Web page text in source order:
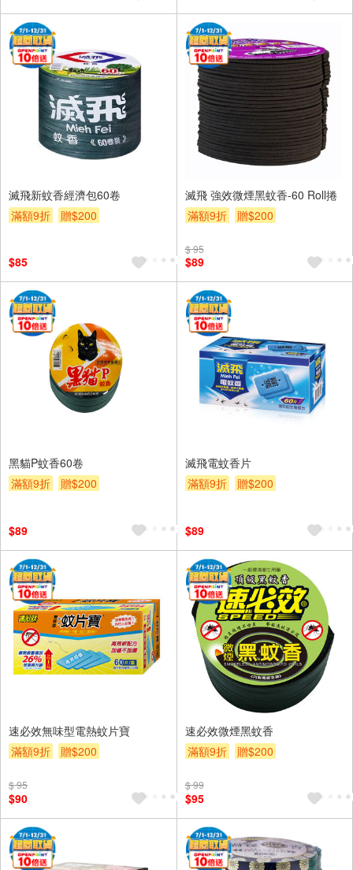
滅飛新蚊香經濟包60卷
滿額9折
贈$200
$85
滅飛 強效微煙黑蚊香-60 Roll捲
滿額9折
贈$200
$ 95
$89
黑貓P蚊香60卷
滿額9折
贈$200
$89
滅飛電蚊香片
滿額9折
贈$200
$89
速必效無味型電熱蚊片寶
滿額9折
贈$200
$ 95
$90
速必效微煙黑蚊香
滿額9折
贈$200
$ 99
$95